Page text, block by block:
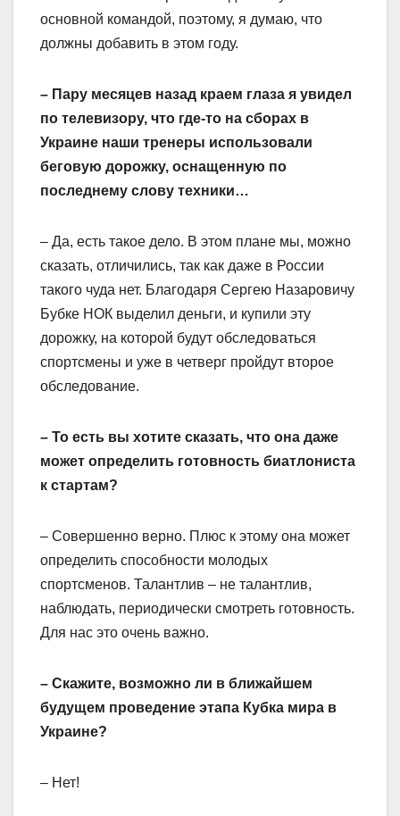
основной командой, поэтому, я думаю, что
должны добавить в этом году.
– Пару месяцев назад краем глаза я увидел
по телевизору, что где-то на сборах в
Украине наши тренеры использовали
беговую дорожку, оснащенную по
последнему слову техники…
– Да, есть такое дело. В этом плане мы, можно
сказать, отличились, так как даже в России
такого чуда нет. Благодаря Сергею Назаровичу
Бубке НОК выделил деньги, и купили эту
дорожку, на которой будут обследоваться
спортсмены и уже в четверг пройдут второе
обследование.
– То есть вы хотите сказать, что она даже
может определить готовность биатлониста
к стартам?
– Совершенно верно. Плюс к этому она может
определить способности молодых
спортсменов. Талантлив – не талантлив,
наблюдать, периодически смотреть готовность.
Для нас это очень важно.
– Скажите, возможно ли в ближайшем
будущем проведение этапа Кубка мира в
Украине?
– Нет!